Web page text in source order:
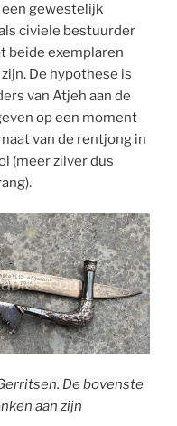
een gewestelijk
civiele bestuurder
beide exemplaren
De hypothese is
van Atjeh aan de
op een moment
van de rentjong in
(meer zilver dus
De bovenste
aan zijn